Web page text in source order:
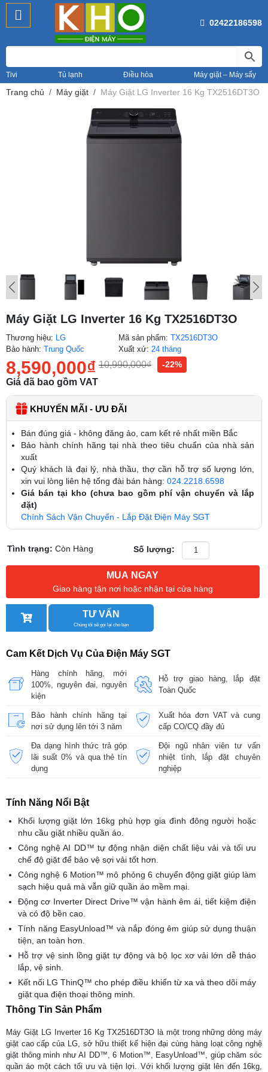
02422186598
Tivi Tủ lạnh Điều hòa Máy giặt – Máy sấy
Trang chủ Máy giặt Máy Giặt LG Inverter 16 Kg TX2516DT3O
Máy Giặt LG Inverter 16 Kg TX2516DT3O
Thương hiệu:
LG
Bảo hành: Trung Quốc
Mã sản phẩm:TX2516DT3O
Xuất xứ: 24 tháng
8,590,000₫ 10,990,000₫ -22%
Giá đã bao gồm VAT
KHUYẾN MÃI - ƯU ĐÃI
Bán đúng giá - không đăng ảo, cam kết rẻ nhất miền Bắc
Bảo hành chính hãng tại nhà theo tiêu chuẩn của nhà sản
xuất
Quý khách là đại lý, nhà thầu, thợ cần hỗ trợ số lượng lớn,
xin vui lòng liên hệ tổng đài bán hàng: 024.2218.6598
Giá bán tại kho (chưa bao gồm phí vận chuyển và lắp
đặt)
Chính Sách Vận Chuyển - Lắp Đặt Điện Máy SGT
Tình trạng:Còn Hàng Số lượng:
MUA NGAY
Giao hàng tận nơi hoặc nhận tại cửa hàng
TƯ VẤN
Chúng tôi sẽ gọi lại cho bạn
Cam Kết Dịch Vụ Của Điện Máy SGT
Hàng chính hãng, mới
100%, nguyên đai, nguyên
kiện
Hỗ trợ giao hàng, lắp đặt
Toàn Quốc
Bảo hành chính hãng tại
nơi sử dụng lên tới 3 năm
Xuất hóa đơn VAT và cung
cấp CO/CQ đầy đủ
Đa dạng hình thức trả góp
lãi suất 0% và qua thẻ tín
dụng
Đội ngũ nhân viên tư vấn
nhiệt tình, lắp đặt chuyên
nghiệp
Tính Năng Nổi Bật
Khối lượng giặt lớn 16kg phù hợp gia đình đông người hoặc
nhu cầu giặt nhiều quần áo.
Công nghệ AI DD™ tự động nhận diện chất liệu vải và tối ưu
chế độ giặt để bảo vệ sợi vải tốt hơn.
Công nghệ 6 Motion™ mô phỏng 6 chuyển động giặt giúp làm
sạch hiệu quả mà vẫn giữ quần áo mềm mại.
Động cơ Inverter Direct Drive™ vận hành êm ái, tiết kiệm điện
và có độ bền cao.
Tính năng EasyUnload™ và nắp đóng êm giúp sử dụng thuận
tiện, an toàn hơn.
Hỗ trợ vệ sinh lồng giặt tự động và bộ lọc xơ vải lớn dễ tháo
lắp, vệ sinh.
Kết nối LG ThinQ™ cho phép điều khiển từ xa và theo dõi máy
giặt qua điện thoại thông minh.
Thông Tin Sản Phẩm
Máy Giặt LG Inverter 16 Kg TX2516DT3O là một trong những dòng máy
giặt cao cấp của LG, sở hữu thiết kế hiện đại cùng hàng loạt công nghệ
giặt thông minh như AI DD™, 6 Motion™, EasyUnload™, giúp chăm sóc
quần áo một cách tối ưu và tiện lợi. Với khối lượng giặt lên đến 16kg,